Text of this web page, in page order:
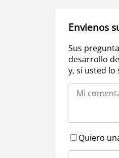
Envienos
Sus
desarrollo
y, si usted
Quiero